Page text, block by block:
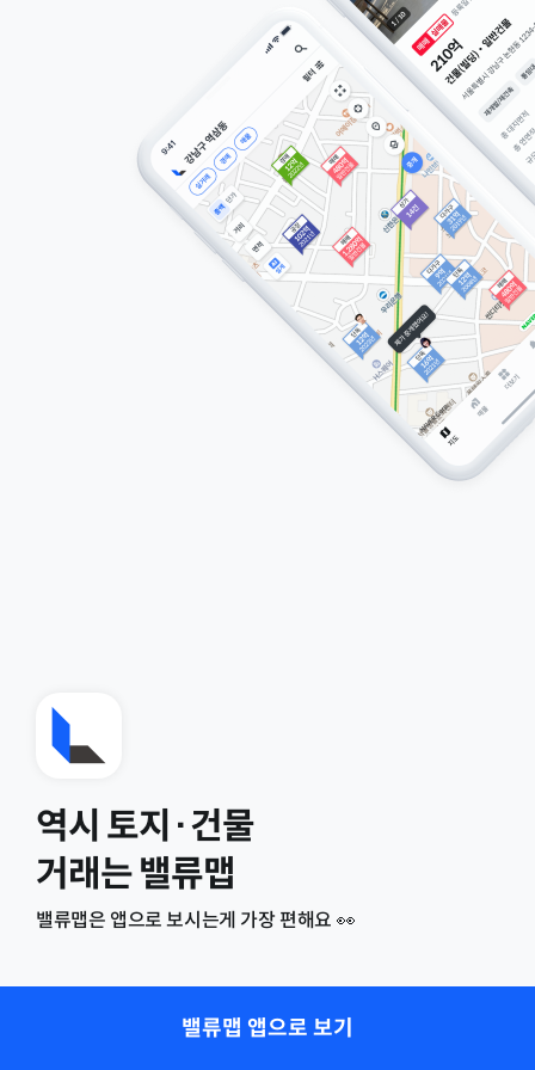
역시 토지·건물
거래는 밸류맵
밸류맵은 앱으로 보시는게 가장 편해요 👀
밸류맵 앱으로 보기